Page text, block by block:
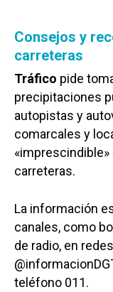
Consejos y
carreteras
Tráfico pide
precipitaciones
autopistas y
comarcales y
carreteras.
La información
canales, como
de radio, en
teléfono 011.